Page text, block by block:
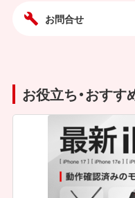
お問合せ
お役立ち・おすす